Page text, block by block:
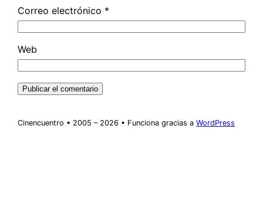
Correo electrónico *
Web
Cinencuentro • 2005 – 2026 • Funciona gracias aWordPress